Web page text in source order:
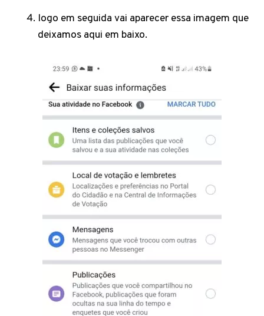
logo em seguida vai aparecer essa imagem que
deixamos aqui em baixo.